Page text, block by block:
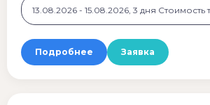
Подробнее Заявка